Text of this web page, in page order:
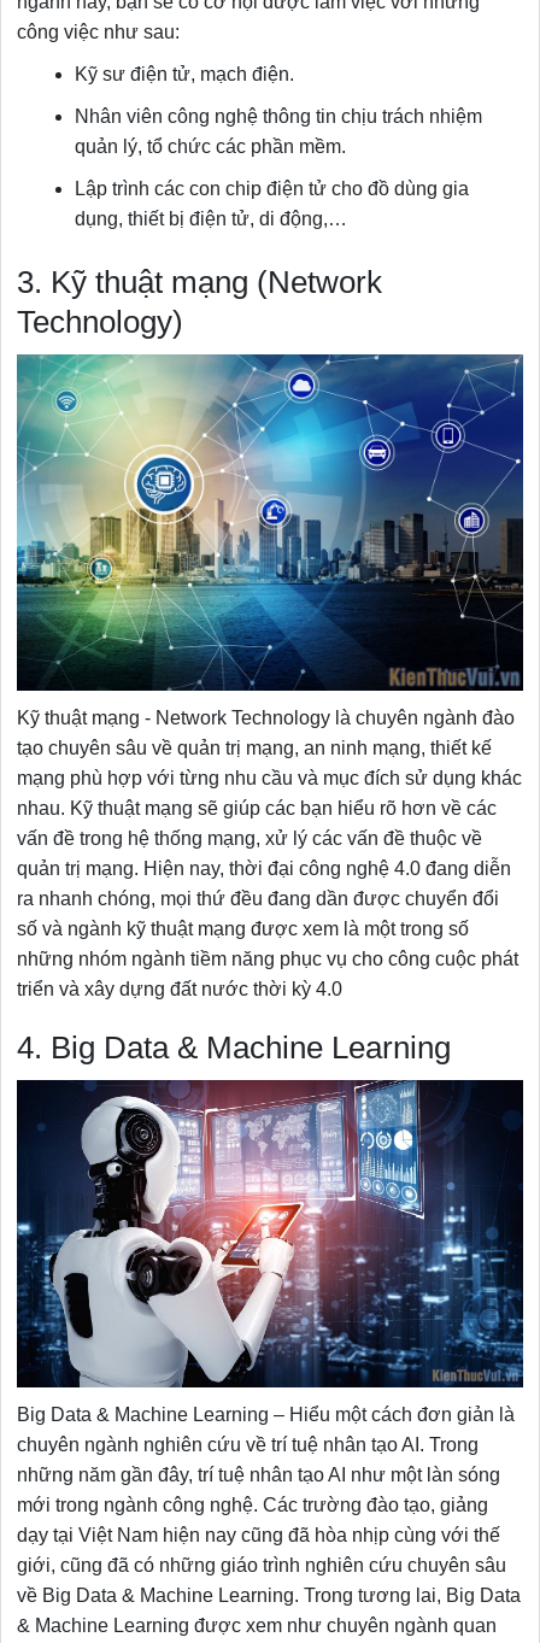
công việc như sau:
Kỹ sư điện tử, mạch điện.
Nhân viên công nghệ thông tin chịu trách nhiệm
quản lý, tổ chức các phần mềm.
Lập trình các con chip điện tử cho đồ dùng gia
dụng, thiết bị điện tử, di động,…
3. Kỹ thuật mạng (Network
Technology)
Kỹ thuật mạng - Network Technology là chuyên ngành đào
tạo chuyên sâu về quản trị mạng, an ninh mạng, thiết kế
mạng phù hợp với từng nhu cầu và mục đích sử dụng khác
nhau. Kỹ thuật mạng sẽ giúp các bạn hiểu rõ hơn về các
vấn đề trong hệ thống mạng, xử lý các vấn đề thuộc về
quản trị mạng. Hiện nay, thời đại công nghệ 4.0 đang diễn
ra nhanh chóng, mọi thứ đều đang dần được chuyển đổi
số và ngành kỹ thuật mạng được xem là một trong số
những nhóm ngành tiềm năng phục vụ cho công cuộc phát
triển và xây dựng đất nước thời kỳ 4.0
4. Big Data & Machine Learning
Big Data & Machine Learning – Hiểu một cách đơn giản là
chuyên ngành nghiên cứu về trí tuệ nhân tạo AI. Trong
những năm gần đây, trí tuệ nhân tạo AI như một làn sóng
mới trong ngành công nghệ. Các trường đào tạo, giảng
dạy tại Việt Nam hiện nay cũng đã hòa nhịp cùng với thế
giới, cũng đã có những giáo trình nghiên cứu chuyên sâu
về Big Data & Machine Learning. Trong tương lai, Big Data
& Machine Learning được xem như chuyên ngành quan